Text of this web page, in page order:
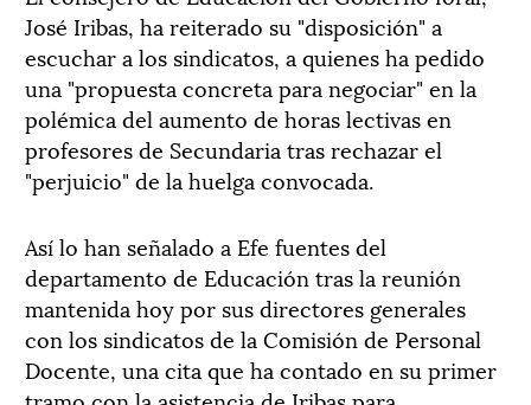
José Iribas, ha reiterado su "disposición" a
escuchar a los sindicatos, a quienes ha pedido
una "propuesta concreta para negociar" en la
polémica del aumento de horas lectivas en
profesores de Secundaria tras rechazar el
"perjuicio" de la huelga convocada.
Así lo han señalado a Efe fuentes del
departamento de Educación tras la reunión
mantenida hoy por sus directores generales
con los sindicatos de la Comisión de Personal
Docente, una cita que ha contado en su primer